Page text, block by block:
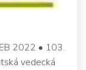
2022 • 103.
vedecká